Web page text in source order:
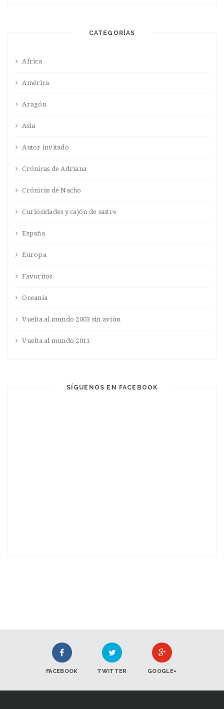
CATEGORÍAS
Africa
América
Aragón
Asia
Autor invitado
Crónicas de Adriana
Crónicas de Nacho
Curiosidades y cajón de sastre
España
Europa
Favoritos
Oceanía
Vuelta al mundo 2003 sin avión
Vuelta al mundo 2011
SÍGUENOS EN FACEBOOK
FACEBOOK TWITTER GOOGLE+